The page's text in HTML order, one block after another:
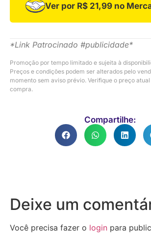
Ver por R$ 21,99 no
*Link Patrocinado #publicidade*
Promoção por tempo limitado e sujeita à
Preços e condições podem ser alterados pelo
momento sem aviso prévio. Verifique o preço
compra.
Compartilhe:
Deixe um
Você precisa fazer o login para